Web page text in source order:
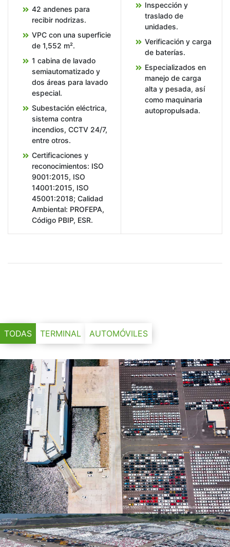
42 andenes para
recibir nodrizas.
VPC con una superficie
de 1,552 m².
1 cabina de lavado
semiautomatizado y
dos áreas para lavado
especial.
Subestación eléctrica,
sistema contra
incendios, CCTV 24/7,
entre otros.
Certificaciones y
reconocimientos: ISO
9001:2015, ISO
14001:2015, ISO
45001:2018; Calidad
Ambiental: PROFEPA,
Código PBIP, ESR.
Inspección y
traslado de
unidades.
Verificación y carga
de baterías.
Especializados en
manejo de carga
alta y pesada, así
como maquinaria
autopropulsada.
TODAS TERMINAL AUTOMÓVILES